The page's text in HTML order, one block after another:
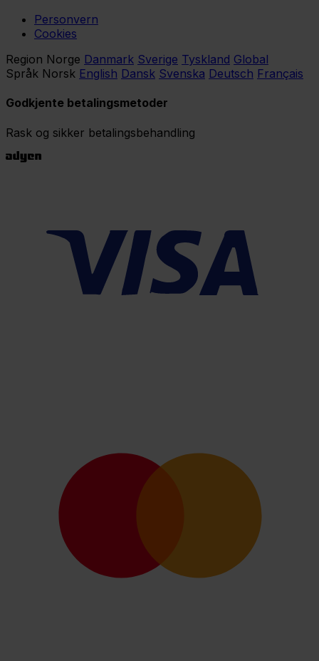
Personvern
Cookies
Region Norge Danmark Sverige Tyskland Global
Språk Norsk English Dansk Svenska Deutsch Français
Godkjente betalingsmetoder
Rask og sikker betalingsbehandling